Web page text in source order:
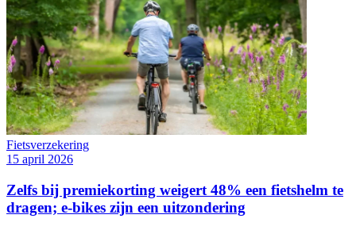
Fietsverzekering
15 april 2026
Zelfs bij premiekorting weigert 48% een fietshelm te
dragen; e-bikes zijn een uitzondering